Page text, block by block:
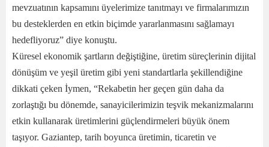
mevzuatının kapsamını üyelerimize tanıtmayı ve firmalarımızın
bu desteklerden en etkin biçimde yararlanmasını sağlamayı
hedefliyoruz” diye konuştu.
Küresel ekonomik şartların değiştiğine, üretim süreçlerinin dijital
dönüşüm ve yeşil üretim gibi yeni standartlarla şekillendiğine
dikkati çeken İymen, “Rekabetin her geçen gün daha da
zorlaştığı bu dönemde, sanayicilerimizin teşvik mekanizmalarını
etkin kullanarak üretimlerini güçlendirmeleri büyük önem
taşıyor. Gaziantep, tarih boyunca üretimin, ticaretin ve